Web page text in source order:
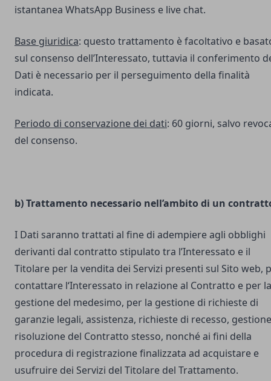
istantanea WhatsApp Business e live chat.
Base giuridica: questo trattamento è facoltativo e
sul consenso dell’Interessato, tuttavia il conferimento
Dati è necessario per il perseguimento della finalità
indicata.
Periodo di conservazione dei dati: 60 giorni, salvo
del consenso.
b) Trattamento necessario nell’ambito di un
I Dati saranno trattati al fine di adempiere agli obblighi
derivanti dal contratto stipulato tra l’Interessato e il
Titolare per la vendita dei Servizi presenti sul Sito web,
contattare l‘Interessato in relazione al Contratto e per la
gestione del medesimo, per la gestione di richieste di
garanzie legali, assistenza, richieste di recesso,
risoluzione del Contratto stesso, nonché ai fini della
procedura di registrazione finalizzata ad acquistare e
usufruire dei Servizi del Titolare del Trattamento.